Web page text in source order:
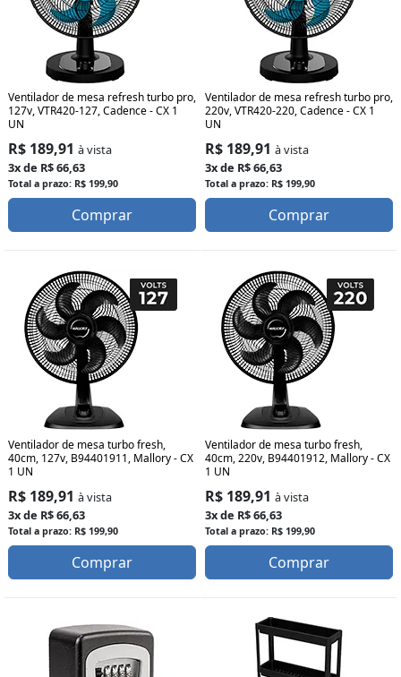
Ventilador de mesa refresh turbo pro,
127v, VTR420-127, Cadence - CX 1
UN
R$ 189,91 à vista
3x de R$ 66,63
Total a prazo: R$ 199,90
Comprar
Ventilador de mesa refresh turbo pro,
220v, VTR420-220, Cadence - CX 1
UN
R$ 189,91 à vista
3x de R$ 66,63
Total a prazo: R$ 199,90
Comprar
Ventilador de mesa turbo fresh,
40cm, 127v, B94401911, Mallory - CX
1 UN
R$ 189,91 à vista
3x de R$ 66,63
Total a prazo: R$ 199,90
Comprar
Ventilador de mesa turbo fresh,
40cm, 220v, B94401912, Mallory - CX
1 UN
R$ 189,91 à vista
3x de R$ 66,63
Total a prazo: R$ 199,90
Comprar